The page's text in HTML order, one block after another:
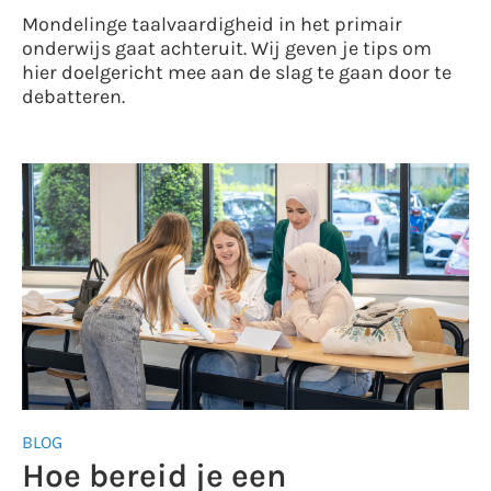
Mondelinge taalvaardigheid in het primair
onderwijs gaat achteruit. Wij geven je tips om
hier doelgericht mee aan de slag te gaan door te
debatteren.
BLOG
Hoe bereid je een